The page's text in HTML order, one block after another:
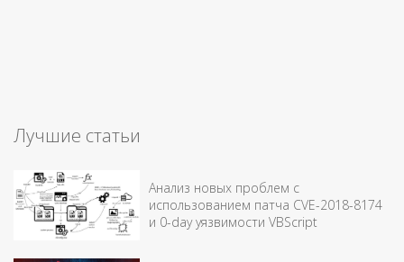
Лучшие статьи
Анализ новых проблем с
использованием патча CVE-2018-8174
и 0-day уязвимости VBScript